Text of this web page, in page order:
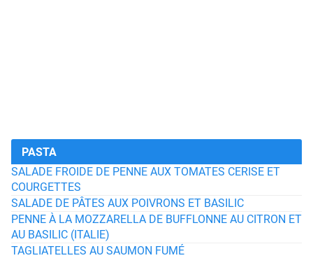
PASTA
SALADE FROIDE DE PENNE AUX TOMATES CERISE ET
COURGETTES
SALADE DE PÂTES AUX POIVRONS ET BASILIC
PENNE À LA MOZZARELLA DE BUFFLONNE AU CITRON ET
AU BASILIC (ITALIE)
TAGLIATELLES AU SAUMON FUMÉ